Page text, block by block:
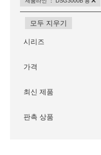
모두 지우기
시리즈
가격
최신 제품
판촉 상품